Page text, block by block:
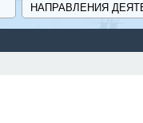
НАПРАВЛЕНИЯ